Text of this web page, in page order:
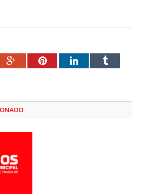
Google+PinterestLinkedInTumblr